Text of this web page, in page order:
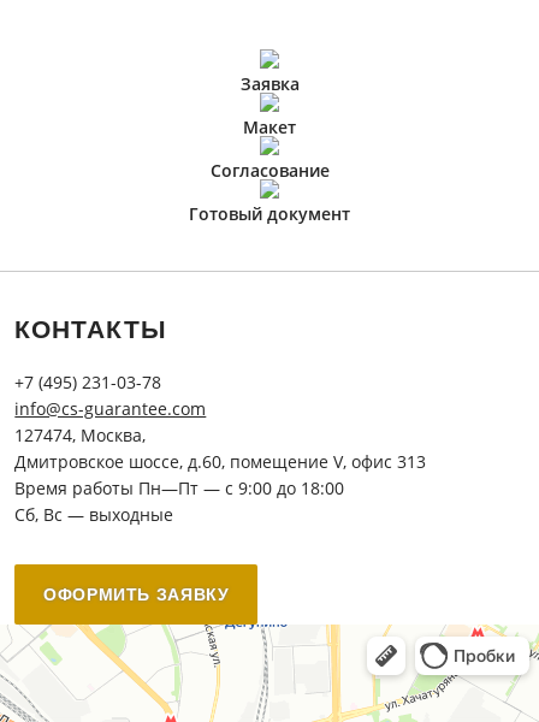
Заявка
Макет
Согласование
Готовый документ
КОНТАКТЫ
+7 (495) 231-03-78
info@cs-guarantee.com
127474, Москва,
Дмитровское шоссе, д.60, помещение V, офис 313
Время работы Пн—Пт — с 9:00 до 18:00
Сб, Вс — выходные
ОФОРМИТЬ ЗАЯВКУ